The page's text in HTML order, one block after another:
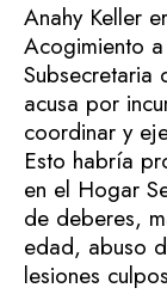
Anahy Keller
Acogimiento
Subsecretaria
acusa por
coordinar y
Esto habría
en el Hogar
de deberes,
edad, abuso
lesiones